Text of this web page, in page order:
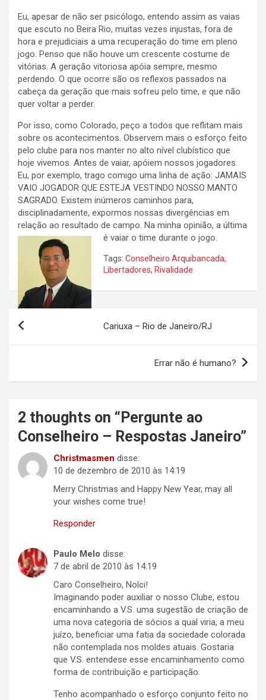
Eu, apesar de não ser psicólogo, entendo assim as vaias
que escuto no Beira Rio, muitas vezes injustas, fora de
hora e prejudiciais a uma recuperação do time em pleno
jogo. Penso que não houve um crescente costume de
vitórias. A geração vitoriosa apóia sempre, mesmo
perdendo. O que ocorre são os reflexos passados na
cabeça da geração que mais sofreu pelo time, e que não
quer voltar a perder.
Por isso, como Colorado, peço a todos que reflitam mais
sobre os acontecimentos. Observem mais o esforço feito
pelo clube para nos manter no alto nível clubístico que
hoje vivemos. Antes de vaiar, apóiem nossos jogadores.
Eu, por exemplo, trago comigo uma linha de ação: JAMAIS
VAIO JOGADOR QUE ESTEJA VESTINDO NOSSO MANTO
SAGRADO. Existem inúmeros caminhos para,
disciplinadamente, expormos nossas divergências em
relação ao resultado de campo. Na minha opinião, a última
é vaiar o time durante o jogo.
Tags: Conselheiro Arquibancada,
Libertadores, Rivalidade
Navegação
Cariuxa – Rio de Janeiro/RJ
Errar não é humano?
2 thoughts on “ Pergunte ao
Conselheiro – Respostas Janeiro”
Christmasmen disse:
10 de dezembro de 2010 às 14:19
Merry Christmas and Happy New Year, may all
your wishes come true!
Responder
Paulo Melo disse:
7 de abril de 2010 às 14:19
Caro Conselheiro, Nolci!
Imaginando poder auxiliar o nosso Clube, estou
encaminhando a V.S. uma sugestão de criação de
uma nova categoria de sócios a qual viria, a meu
juízo, beneficiar uma fatia da sociedade colorada
não contemplada nos moldes atuais. Gostaria
que V.S. entendese esse encaminhamento como
forma de contribuição e participação.
Tenho acompanhado o esforço conjunto feito no